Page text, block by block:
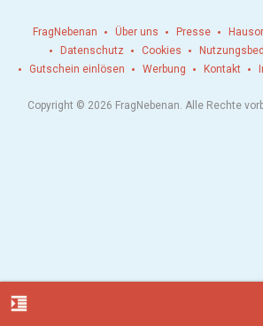
format_indent_increase
FragNebenan Über uns Presse
Datenschutz
Cookies
Gutschein einlösen
Werbung Kontakt
Copyright © 2026 FragNebenan. Alle Rechte